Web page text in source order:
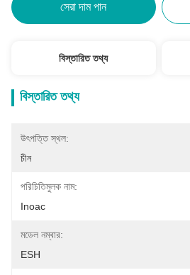
সেরা দাম পান
বিস্তারিত তথ্য
বিস্তারিত তথ্য
উৎপত্তি স্থল:
চীন
পরিচিতিমুলক নাম:
Inoac
মডেল নম্বার:
ESH